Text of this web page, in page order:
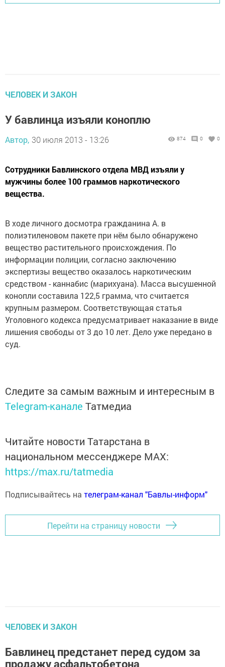
ЧЕЛОВЕК И ЗАКОН
У бавлинца изъяли коноплю
Автор, 30 июля 2013 - 13:26 874 0 0
Сотрудники Бавлинского отдела МВД изъяли у
мужчины более 100 граммов наркотического
вещества.
В ходе личного досмотра гражданина А. в
полиэтиленовом пакете при нём было обнаружено
вещество растительного происхождения. По
информации полиции, согласно заключению
экспертизы вещество оказалось наркотическим
средством - каннабис (марихуана). Масса высушенной
конопли составила 122,5 грамма, что считается
крупным размером. Соответствующая статья
Уголовного кодекса предусматривает наказание в виде
лишения свободы от 3 до 10 лет. Дело уже передано в
суд.
Следите за самым важным и интересным в
Telegram-канале Татмедиа
Читайте новости Татарстана в
национальном мессенджере MАХ:
https://max.ru/tatmedia
Подписывайтесь на телеграм-канал "Бавлы-информ"
Перейти на страницу новости
ЧЕЛОВЕК И ЗАКОН
Бавлинец предстанет перед судом за
продажу асфальтобетона